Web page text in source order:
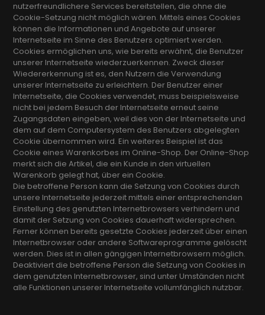
nutzerfreundlichere Services bereitstellen, die ohne die
Cookie-Setzung nicht möglich wären. Mittels eines Cookies
können die Informationen und Angebote auf unserer
Internetseite im Sinne des Benutzers optimiert werden.
Cookies ermöglichen uns, wie bereits erwähnt, die Benutzer
unserer Internetseite wiederzuerkennen. Zweck dieser
Wiedererkennung ist es, den Nutzern die Verwendung
unserer Internetseite zu erleichtern. Der Benutzer einer
Internetseite, die Cookies verwendet, muss beispielsweise
nicht bei jedem Besuch der Internetseite erneut seine
Zugangsdaten eingeben, weil dies von der Internetseite und
dem auf dem Computersystem des Benutzers abgelegten
Cookie übernommen wird. Ein weiteres Beispiel ist das
Cookie eines Warenkorbes im Online-Shop. Der Online-Shop
merkt sich die Artikel, die ein Kunde in den virtuellen
Warenkorb gelegt hat, über ein Cookie.
Die betroffene Person kann die Setzung von Cookies durch
unsere Internetseite jederzeit mittels einer entsprechenden
Einstellung des genutzten Internetbrowsers verhindern und
damit der Setzung von Cookies dauerhaft widersprechen.
Ferner können bereits gesetzte Cookies jederzeit über einen
Internetbrowser oder andere Softwareprogramme gelöscht
werden. Dies ist in allen gängigen Internetbrowsern möglich.
Deaktiviert die betroffene Person die Setzung von Cookies in
dem genutzten Internetbrowser, sind unter Umständen nicht
alle Funktionen unserer Internetseite vollumfänglich nutzbar.